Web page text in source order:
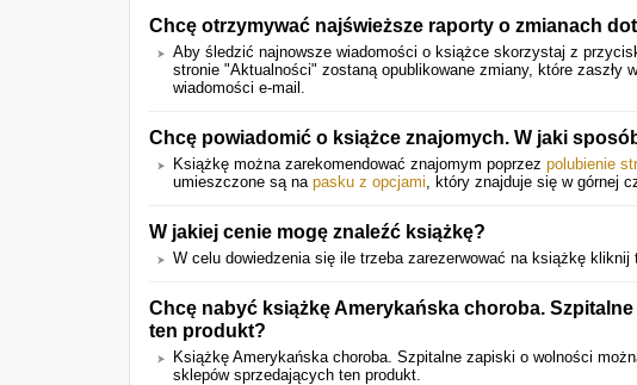
Chcę otrzymywać najświeższe raporty o zmianach
Aby śledzić najnowsze wiadomości o książce skorzystaj z
stronie "Aktualności" zostaną opublikowane zmiany, które zaszły
wiadomości e-mail.
Chcę powiadomić o książce znajomych. W jaki
Książkę można zarekomendować znajomym poprzez polubienie
umieszczone są na pasku z opcjami, który znajduje się w górnej
W jakiej cenie mogę znaleźć książkę?
W celu dowiedzenia się ile trzeba zarezerwować na książkę kliknij
Chcę nabyć książkę Amerykańska choroba.
ten produkt?
Książkę Amerykańska choroba. Szpitalne zapiski o wolności
sklepów sprzedających ten produkt.